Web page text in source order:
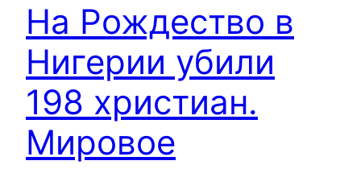
На Рождество в
Нигерии убили
198 христиан.
Мировое